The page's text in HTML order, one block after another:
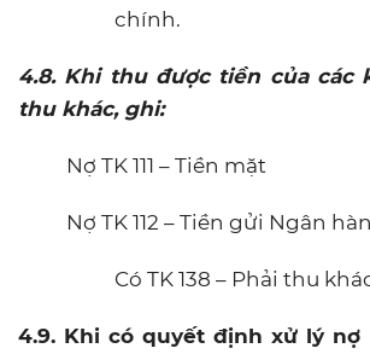
chính.
4.8. Khi thu được tiền của các
thu khác, ghi:
Nợ TK 111 – Tiền mặt
Nợ TK 112 – Tiền gửi Ngân
Có TK 138 – Phải thu
4.9. Khi có quyết định xử lý nợ